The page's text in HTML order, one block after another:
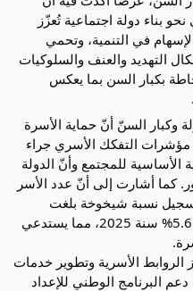
بناء دولة اجتماعية تُعزّز
في التنمية، وتحمي
التهديد والعنف والسلوكيات
بكبار السن بما يعكس
وكبار السنّ أنّ حماية الأسرة
التفكك الأسري جراء
الأساسية للمجتمع وأنّ الدولة
كما أشارت إلى أنّ عدد الأسر
نسبة شيخوخة بلغت
9.73% وتراجعت نسبة الأطفال إلى 5.6% سنة 2025، مما يستدعي
الأسرية وتطوير خدمات
البرنامج الوطني للإعداد